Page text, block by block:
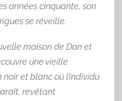
années cinquante, son
se réveille.
maison de Dan et
une vieille
et blanc où l’individu
revêtant